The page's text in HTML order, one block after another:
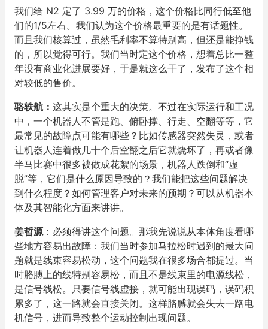
我们给 N2 定了 3.99 万的价格，这个价格比同行低至他
们的1/5左右。我们认为这个价格最重要的是有话题性。
而且我们核算过，虽然毛利率不算特别高，但还是能挣钱
的，所以觉得可行。我们当时定这个价格，想着总比一整
年没有商业化进展要好，于是就这么干了，发布了这个相
对较低的售价。
骆轶航 ： 这其实是个重大的决策。不过在实际运行和工况
中，一个机器人不管是跑、俯卧撑、行走、空翻等等，它
最常见的故障点可能有哪些？比如传感器突然失灵，或者
让机器人连着做几十个后空翻之后它就烧坏了，再或者像
半马比赛中很多被做成花絮的场景，机器人跌倒和“虚
脱”等， 它们是什么原因导致的？我们能把这些问题解决
到什么程度？如何管理客户对未来的预期？可以从机器本
体及其智能化方面来讲讲。
姜哲源 ：必须得讲这个问题。那我先说说从本体角度看哪
些地方容易出故障：我们当时参加马拉松时遇到的最大问
题就是线束容易松动，这个问题我在很多场合都提过。当
时胳膊上的线特别容易松，而且不是线束里的电源线松，
是信号线松。只要信号线虚接，就可能出现误码，误码积
累多了，这一路就会直接关闭。这样胳膊就会失去一路电
机信号，进而导致整个运动控制出现问题。